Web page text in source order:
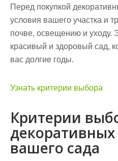
Перед покупкой
условия вашего участка и
почве, освещению и уходу.
красивый и здоровый сад,
вас долгие годы.
Узнать критерии выбора
Критерии
декоративных
вашего сада